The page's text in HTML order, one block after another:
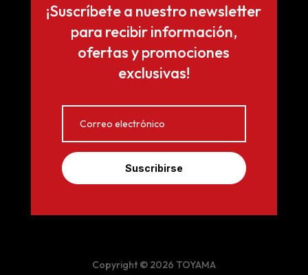
¡Suscríbete a nuestro newsletter
para recibir información,
ofertas y promociones
exclusivas!
Suscribirse
Copyright © 2026 TOYAMA